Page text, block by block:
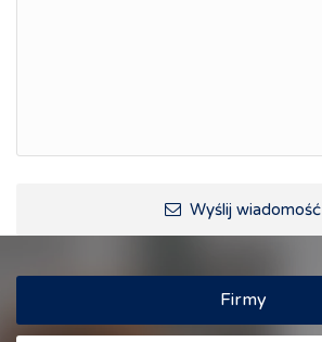
Wyślij wiadomość
Firmy